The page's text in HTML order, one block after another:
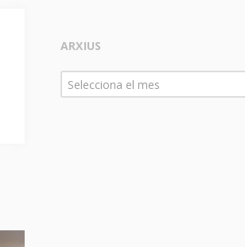
ARXIUS
Arxius
Selecciona el mes